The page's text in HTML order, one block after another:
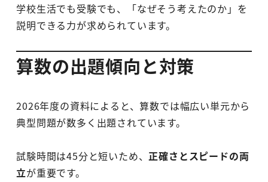
学校生活でも受験でも、「なぜそう考えたのか」を
説明できる力が求められています。
算数の出題傾向と対策
2026年度の資料によると、算数では幅広い単元から
典型問題が数多く出題されています。
試験時間は45分と短いため、正確さとスピードの両
立が重要です。